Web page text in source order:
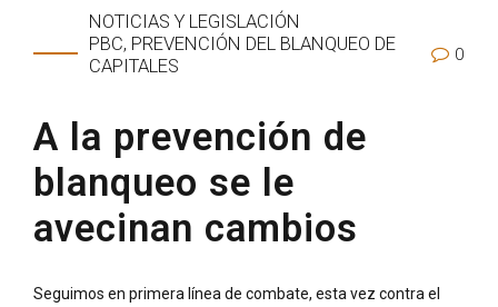
NOTICIAS Y LEGISLACIÓN
PBC, PREVENCIÓN DEL BLANQUEO DE
CAPITALES
0
A la prevención de
blanqueo se le
avecinan cambios
Seguimos en primera línea de combate, esta vez contra el